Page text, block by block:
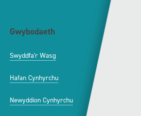
Gwybodaeth
Swyddfa'r Wasg
Hafan Cynhyrchu
Newyddion Cynhyrchu